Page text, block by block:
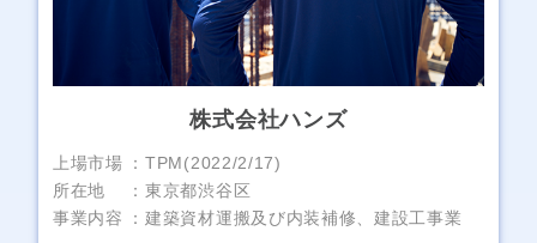
株式会社ハンズ
上場市場
TPM(2022/2/17)
所在地
東京都渋谷区
事業内容
建築資材運搬及び内装補修、建設工事業